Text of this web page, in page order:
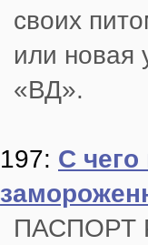
своих
или новая
«ВД».
197: С чего
ПАСПОРТ